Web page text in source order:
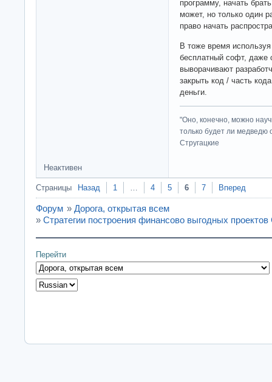
программу, начать
может, но только один
право начать
В тоже время
бесплатный софт, даже
выворачивают
закрыть код / часть
деньги.
"Оно, конечно, можно
только будет ли медведю
Стругацкие
Неактивен
Страницы Назад 1 4 5 6 7 Вперед
Форум » Дорога, открытая всем
» Стратегии построения финансово выгодных
Перейти